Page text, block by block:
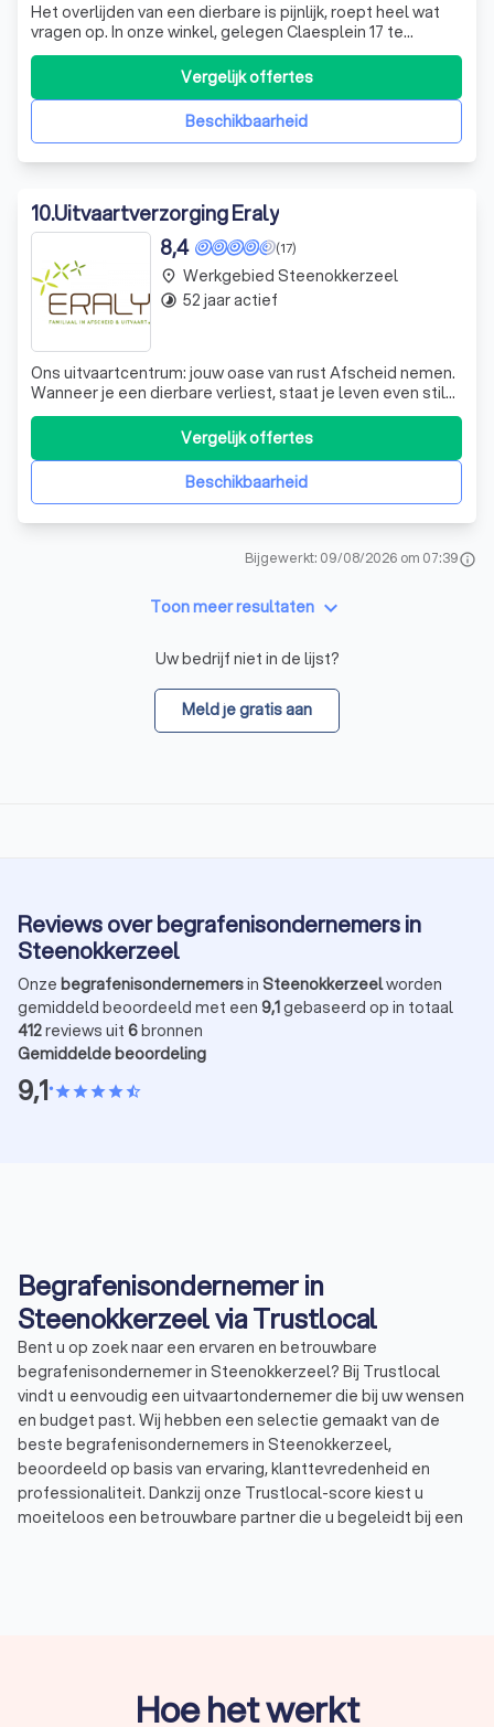
Het overlijden van een dierbare is pijnlijk, roept heel wat
vragen op. In onze winkel, gelegen Claesplein 17 te
Lembeek, kunt u steeds terecht voor het regelen van een
begrafenis of crematie. Wij verzorgen rouwdrukwerk,
kunnen instaan voor rouwbrieven, rouwkaarten,
gedachtenissen zowel met kleurfot
Beschikbaarheid
Vergelijk offertes
10.Uitvaartverzorging Eraly
(17)
8,4
Ons uitvaartcentrum: jouw oase van rust Afscheid nemen.
Wanneer je een dierbare verliest, staat je leven even stil
en heb je tijd en ruimte nodig om in alle rust en sereniteit
met je familie samen te zijn en afscheid te nemen.
Uitvaartcentrum Eraly creëert met een persoonlijke en
Beschikbaarheid
Vergelijk offertes
place Werkgebied Steenokkerzeel
timelapse 52 jaar actief
Bijgewerkt: 09/08/2026 om 07:39info
Toon meer resultaten keyboard_arrow_down
Uw bedrijf niet in de lijst?
Meld je gratis aan
Reviews over begrafenisondernemers in
Steenokkerzeel
Onze begrafenisondernemersin Steenokkerzeelworden
gemiddeld beoordeeld met een 9,1gebaseerd op in totaal
412reviews uit 6bronnen
Gemiddelde beoordeling
9,1•starstarstarstarstar_half
Begrafenisondernemer in
Steenokkerzeel via Trustlocal
Bent u op zoek naar een ervaren en betrouwbare
begrafenisondernemer in Steenokkerzeel? Bij Trustlocal
vindt u eenvoudig een uitvaartondernemer die bij uw wensen
en budget past. Wij hebben een selectie gemaakt van de
beste begrafenisondernemers in Steenokkerzeel,
beoordeeld op basis van ervaring, klanttevredenheid en
professionaliteit. Dankzij onze Trustlocal-score kiest u
moeiteloos een betrouwbare partner die u begeleidt bij een
Steenokkerzeel inschakelen?
Een overlijden brengt veel praktische en emotionele
Hoe het werkt